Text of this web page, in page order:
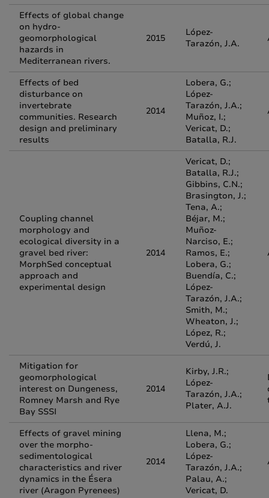
Effects of global change
on hydro-
geomorphological
hazards in
Mediterranean rivers.
2015
López-
Tarazón, J.A.
Effects of bed
disturbance on
invertebrate
communities. Research
design and preliminary
results
2014
Lobera, G.;
López-
Tarazón, J.A.;
Muñoz, I.;
Vericat, D.;
Batalla, R.J.
Coupling channel
morphology and
ecological diversity in a
gravel bed river:
MorphSed conceptual
approach and
experimental design
2014
Vericat, D.;
Batalla, R.J.;
Gibbins, C.N.;
Brasington, J.;
Tena, A.;
Béjar, M.;
Muñoz-
Narciso, E.;
Ramos, E.;
Lobera, G.;
Buendía, C.;
López-
Tarazón, J.A.;
Smith, M.;
Wheaton, J.;
López, R.;
Verdú, J.
Mitigation for
geomorphological
interest on Dungeness,
Romney Marsh and Rye
Bay SSSI
2014
Kirby, J.R.;
López-
Tarazón, J.A.;
Plater, A.J.
Effects of gravel mining
over the morpho-
sedimentological
characteristics and river
dynamics in the Ésera
river (Aragon Pyrenees)
2014
Llena, M.;
Lobera, G.;
López-
Tarazón, J.A.;
Palau, A.;
Vericat, D.